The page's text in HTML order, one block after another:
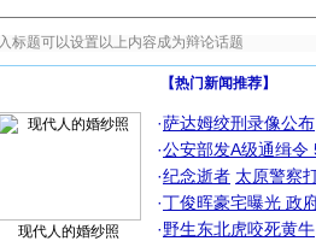
现代人的婚纱照
【热门新闻推荐】
·萨达姆绞刑录像公布
·公安部发A级通缉令
·纪念逝者 太原警察
·丁俊晖豪宅曝光 政
·野生东北虎咬死黄牛